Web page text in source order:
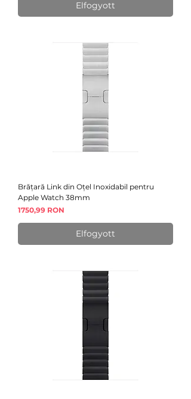
Elfogyott
Brățară Link din Oțel Inoxidabil pentru
Apple Watch 38mm
Ár
1750,99 RON
Elfogyott